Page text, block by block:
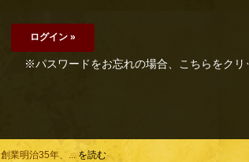
※パスワードをお忘れの場合、こちらをクリ
創業明治35年、...を読む